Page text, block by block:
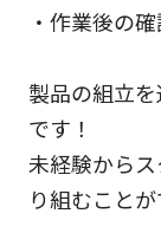
・作業後の
製品の組立
です！
未経験から
り組むことが